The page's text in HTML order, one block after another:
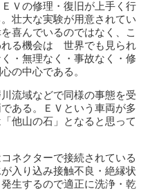
Ｖの修理・復旧が上手く行
壮大な実験が用意されてい
喜んでいるのではなく、こ
れる機会は 世界でも見られ
・無理なく・事故なく・修
の中心である。
流域などで同様の事態を受
ある。ＥＶという車両が多
他山の石」となると思って
ネクターで接続されている
入り込み接触不良・絶縁状
生するので適正に洗浄・乾